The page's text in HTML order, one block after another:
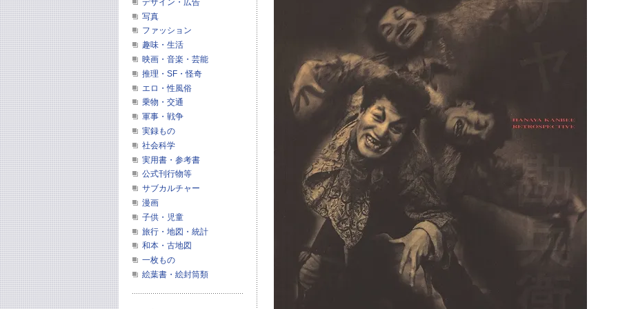
デザイン・広告
写真
ファッション
趣味・生活
映画・音楽・芸能
推理・SF・怪奇
エロ・性風俗
乗物・交通
軍事・戦争
実録もの
社会科学
実用書・参考書
公式刊行物等
サブカルチャー
漫画
子供・児童
旅行・地図・統計
和本・古地図
一枚もの
絵葉書・絵封筒類